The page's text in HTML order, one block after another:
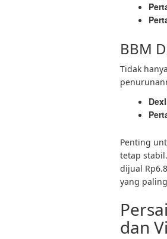
BBM
Tidak
Penting
tetap
dijual
yang
dan